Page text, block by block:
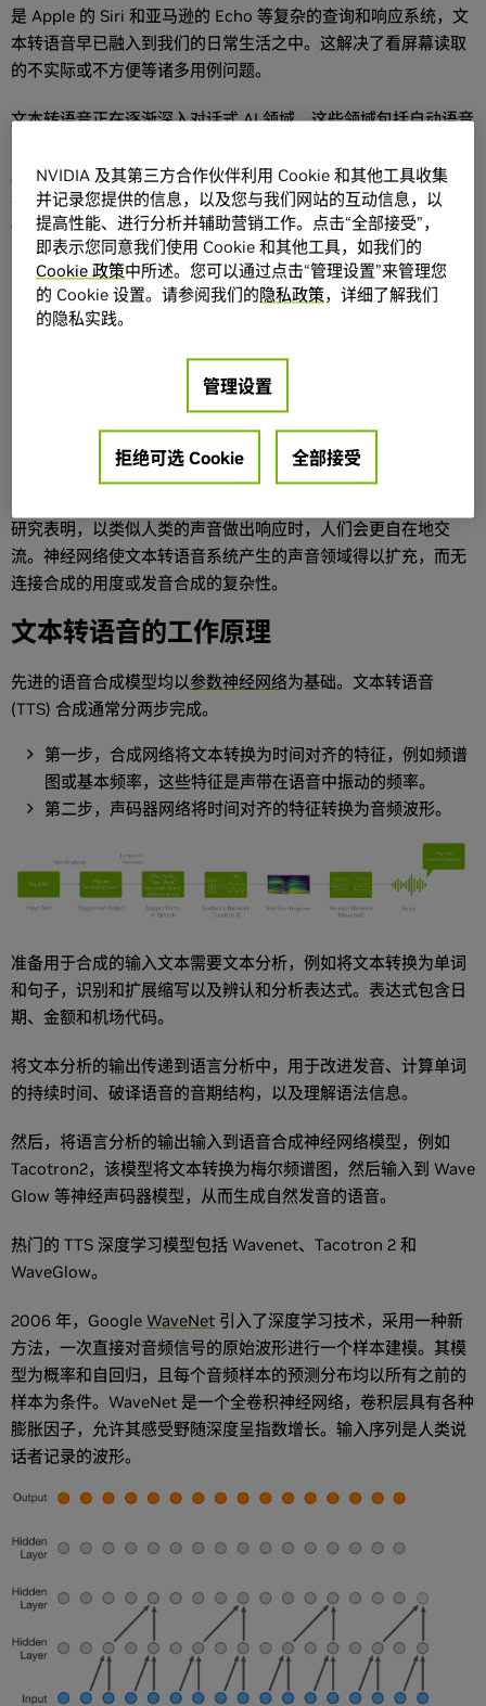
是 Apple 的 Siri 和亚马逊的 Echo 等复杂的查询和响应系统，文
本转语音早已融入到我们的日常生活之中。这解决了看屏幕读取
的不实际或不方便等诸多用例问题。
文本转语音正在逐渐深入对话式 AI领域，这些领域包括自动语音
识别 (ASR) 和自然语言处理 (NLP)，例如语言之间的翻译。客户
服务领域日益发展，语音识别系统能够处理复杂查询,在数据库中
搜索答案，还能够通过文本转语音实现响应。现在，电话销售员
借助这些系统，使用对话式机器人取代人工呼叫者，这些机器人
可以模拟真实对话，无需人工操作员。
研究表明，以类似人类的声音做出响应时，人们会更自在地交
流。神经网络使文本转语音系统产生的声音领域得以扩充，而无
连接合成的用度或发音合成的复杂性。
文本转语音的工作原理
先进的语音合成模型均以参数神经网络为基础。文本转语音
(TTS) 合成通常分两步完成。
第一步，合成网络将文本转换为时间对齐的特征，例如频谱
图或基本频率，这些特征是声带在语音中振动的频率。
第二步，声码器网络将时间对齐的特征转换为音频波形。
准备用于合成的输入文本需要文本分析，例如将文本转换为单词
和句子，识别和扩展缩写以及辨认和分析表达式。表达式包含日
期、金额和机场代码。
将文本分析的输出传递到语言分析中，用于改进发音、计算单词
的持续时间、破译语音的音期结构，以及理解语法信息。
然后，将语言分析的输出输入到语音合成神经网络模型，例如
Tacotron2，该模型将文本转换为梅尔频谱图，然后输入到 Wave
Glow 等神经声码器模型，从而生成自然发音的语音。
热门的 TTS 深度学习模型包括 Wavenet、Tacotron 2 和
WaveGlow。
2006 年，Google WaveNet 引入了深度学习技术，采用一种新
方法，一次直接对音频信号的原始波形进行一个样本建模。其模
型为概率和自回归，且每个音频样本的预测分布均以所有之前的
样本为条件。WaveNet 是一个全卷积神经网络，卷积层具有各种
膨胀因子，允许其感受野随深度呈指数增长。输入序列是人类说
话者记录的波形。
NVIDIA 及其第三方合作伙伴利用 Cookie 和其他工具收集
并记录您提供的信息，以及您与我们网站的互动信息，以
提高性能、进行分析并辅助营销工作。点击“全部接受”，
即表示您同意我们使用 Cookie 和其他工具，如我们的
Cookie 政策中所述。您可以通过点击“管理设置”来管理您
的 Cookie 设置。请参阅我们的隐私政策，详细了解我们
的隐私实践。
管理设置
拒绝可选 Cookie 全部接受